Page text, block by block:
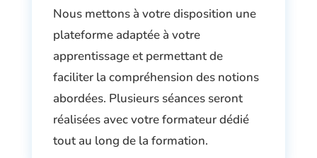
Nous mettons à votre disposition une
plateforme adaptée à votre
apprentissage et permettant de
faciliter la compréhension des notions
abordées. Plusieurs séances seront
réalisées avec votre formateur dédié
tout au long de la formation.